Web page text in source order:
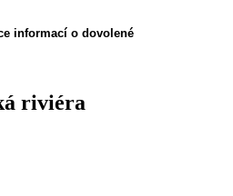
informací o dovolené
riviéra